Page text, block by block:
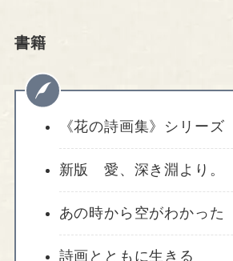
書籍
《花の詩画集》シリーズ
新版 愛、深き淵より。
あの時から空がわかった
詩画とともに生きる